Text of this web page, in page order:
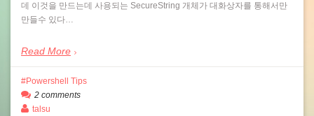
데 이것을 만드는데 사용되는 SecureString 개체가 대화상자를 통해서만
만들수 있다…
Read More
Powershell Tips
2 comments
talsu